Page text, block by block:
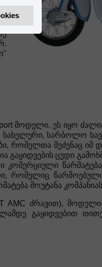
მოდელი. ეს იყო
სახელური, სარბოლო
რომელთა შეძენაც
გაყიდვების ცუდი
კომერციული
რომელიც
მოუტანა
AMC ძრავით),
გაყიდვებით